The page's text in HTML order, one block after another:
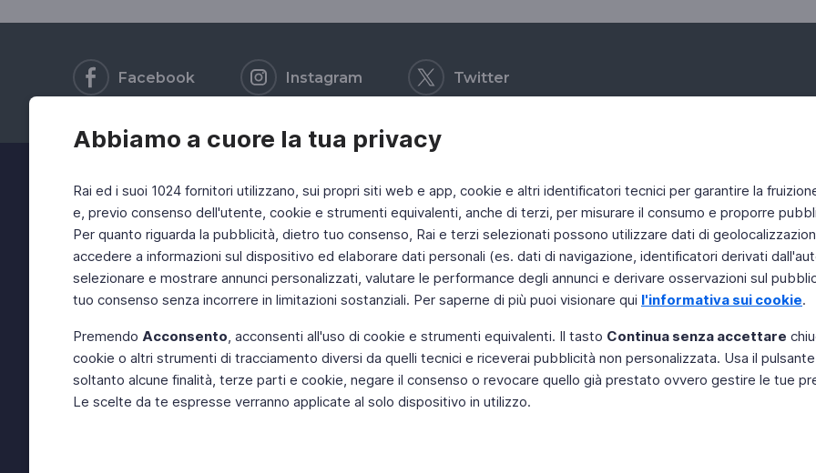
Abbiamo a cuore la tua privacy
Rai ed i suoi 1024 fornitori utilizzano, sui propri siti web e app, cookie e altri identificatori tecnici per garantire la
e, previo consenso dell'utente, cookie e strumenti equivalenti, anche di terzi, per misurare il consumo e proporre
Per quanto riguarda la pubblicità, dietro tuo consenso, Rai e terzi selezionati possono utilizzare dati di
accedere a informazioni sul dispositivo ed elaborare dati personali (es. dati di navigazione, identificatori derivati
selezionare e mostrare annunci personalizzati, valutare le performance degli annunci e derivare osservazioni sul
tuo consenso senza incorrere in limitazioni sostanziali. Per saperne di più puoi visionare qui l'informativa sui cookie.
Premendo Acconsento, acconsenti all'uso di cookie e strumenti equivalenti. Il tasto Continua senza accettare
cookie o altri strumenti di tracciamento diversi da quelli tecnici e riceverai pubblicità non personalizzata. Usa il
soltanto alcune finalità, terze parti e cookie, negare il consenso o revocare quello già prestato ovvero gestire le tue
Le scelte da te espresse verranno applicate al solo dispositivo in utilizzo.
Facebook Instagram Twitter